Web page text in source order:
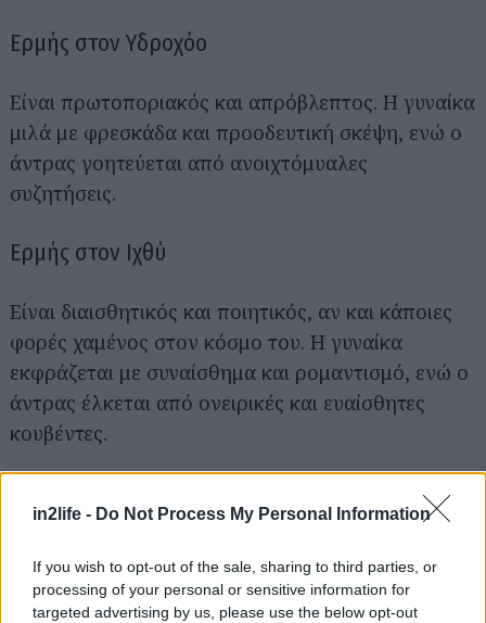
in2life - Do Not Process My Personal Information
If you wish to opt-out of the sale, sharing to third parties, or
processing of your personal or sensitive information for
targeted advertising by us, please use the below opt-out
Ερμής στον Υδροχόο
Είναι πρωτοποριακός και απρόβλεπτος. Η γυναίκα
μιλά με φρεσκάδα και προοδευτική σκέψη, ενώ ο
άντρας γοητεύεται από ανοιχτόμυαλες
συζητήσεις.
Ερμής στον Ιχθύ
Είναι διαισθητικός και ποιητικός, αν και κάποιες
φορές χαμένος στον κόσμο του. Η γυναίκα
εκφράζεται με συναίσθημα και ρομαντισμό, ενώ ο
άντρας έλκεται από ονειρικές και ευαίσθητες
κουβέντες.
Καθώς ο Ερμής περνάει στον Ζυγό, όλοι μας θα
νιώσουμε την ανάγκη να μιλήσουμε με
αντί για τοίχους. Ο λόγος γίνεται πιο γλυκός, πιο
διπλωματικός και οι σχέσεις βρίσκουν χώρο να
Αναζήτηση